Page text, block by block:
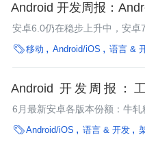
Android 开发周报：
更新方案解析
安卓6.0仍在稳步上升中，安卓
微乎其微。本期周报为大家带
分析、列车飞驰动画实现等技
移动 Android/iOS 语言 &
Android 开发周报：
Android 专家看 Kotlin
6月最新安卓各版本份额：牛轧
大招，未来国内安卓生态或将
带来了Kotlin、微信移动端数
Android/iOS 语言 & 开发